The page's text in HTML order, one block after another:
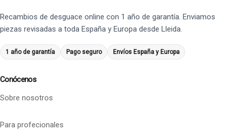
Recambios de desguace online con 1 año de garantía. Enviamos
piezas revisadas a toda España y Europa desde Lleida.
1 año de garantía Pago seguro Envíos España y Europa
Conócenos
Sobre nosotros
Para profecionales